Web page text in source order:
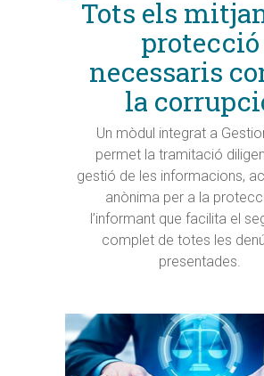
Tots els
protecció
necessaris
la
Un mòdul integrat a
permet la tramitació
gestió de les informacions,
anònima per a la
l’informant que facilita el
complet de totes les
presentades.